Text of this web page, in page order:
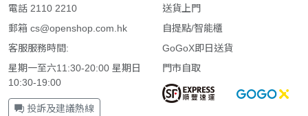
電話 2110 2210
郵箱 cs@openshop.com.hk
客服服務時間:
星期一至六11:30-20:00 星期日
10:30-19:00
投訴及建議熱線
送貨上門
自提點/智能櫃
GoGoX即日送貨
門市自取